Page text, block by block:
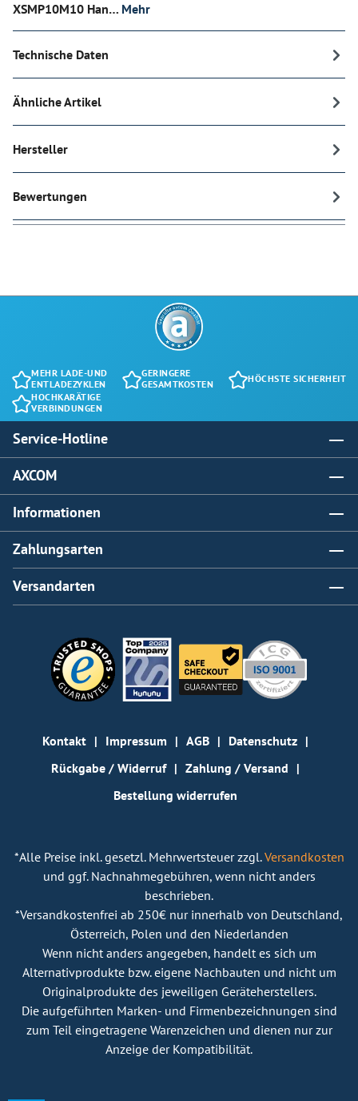
XSMP10M10 Han… Mehr
Technische Daten
Ähnliche Artikel
Hersteller
Bewertungen
MEHR LADE-UND
ENTLADEZYKLEN
GERINGERE
GESAMTKOSTEN
HÖCHSTE SICHERHEIT
HOCHKARÄTIGE
VERBINDUNGEN
Service-Hotline
AXCOM
Informationen
Zahlungsarten
Versandarten
Kontakt Impressum AGB
Datenschutz
Rückgabe / Widerruf
Zahlung / Versand
Bestellung widerrufen
*Alle Preise inkl. gesetzl. Mehrwertsteuer zzgl.Versandkosten
und ggf. Nachnahmegebühren, wenn nicht anders
beschrieben.
*Versandkostenfrei ab 250€ nur innerhalb von Deutschland,
Österreich, Polen und den Niederlanden
Wenn nicht anders angegeben, handelt es sich um
Alternativprodukte bzw. eigene Nachbauten und nicht um
Originalprodukte des jeweiligen Geräteherstellers.
Die aufgeführten Marken- und Firmenbezeichnungen sind
zum Teil eingetragene Warenzeichen und dienen nur zur
Anzeige der Kompatibilität.